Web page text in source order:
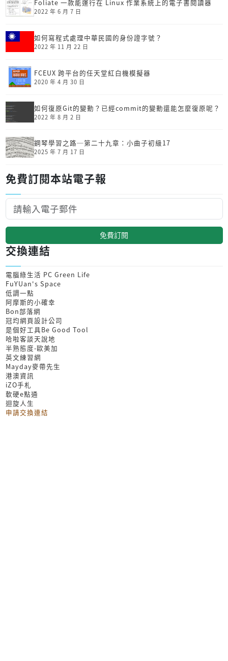
Foliate 一款能運行在 Linux 作業系統上的電子書閱讀器
2022 年 6 月 7 日
如何寫程式處理中華民國的身份證字號？
2022 年 11 月 22 日
FCEUX 跨平台的任天堂紅白機模擬器
2020 年 4 月 30 日
如何復原Git的變動？已經commit的變動還能怎麼復原呢？
2022 年 8 月 2 日
鋼琴學習之路─第二十九章：小曲子初級17
2025 年 7 月 17 日
免費訂閱本站電子報
免費訂閱
交換連結
電腦綠生活 PC Green Life
FuYUan's Space
低調一點
阿摩斯的小確幸
Bon部落網
冠均網頁設計公司
是個好工具Be Good Tool
哈啦客談天說地
半熟態度-歐美加
英文練習網
Mayday麥帶先生
港澳資訊
iZO手札
軟硬e點通
迴旋人生
申請交換連結